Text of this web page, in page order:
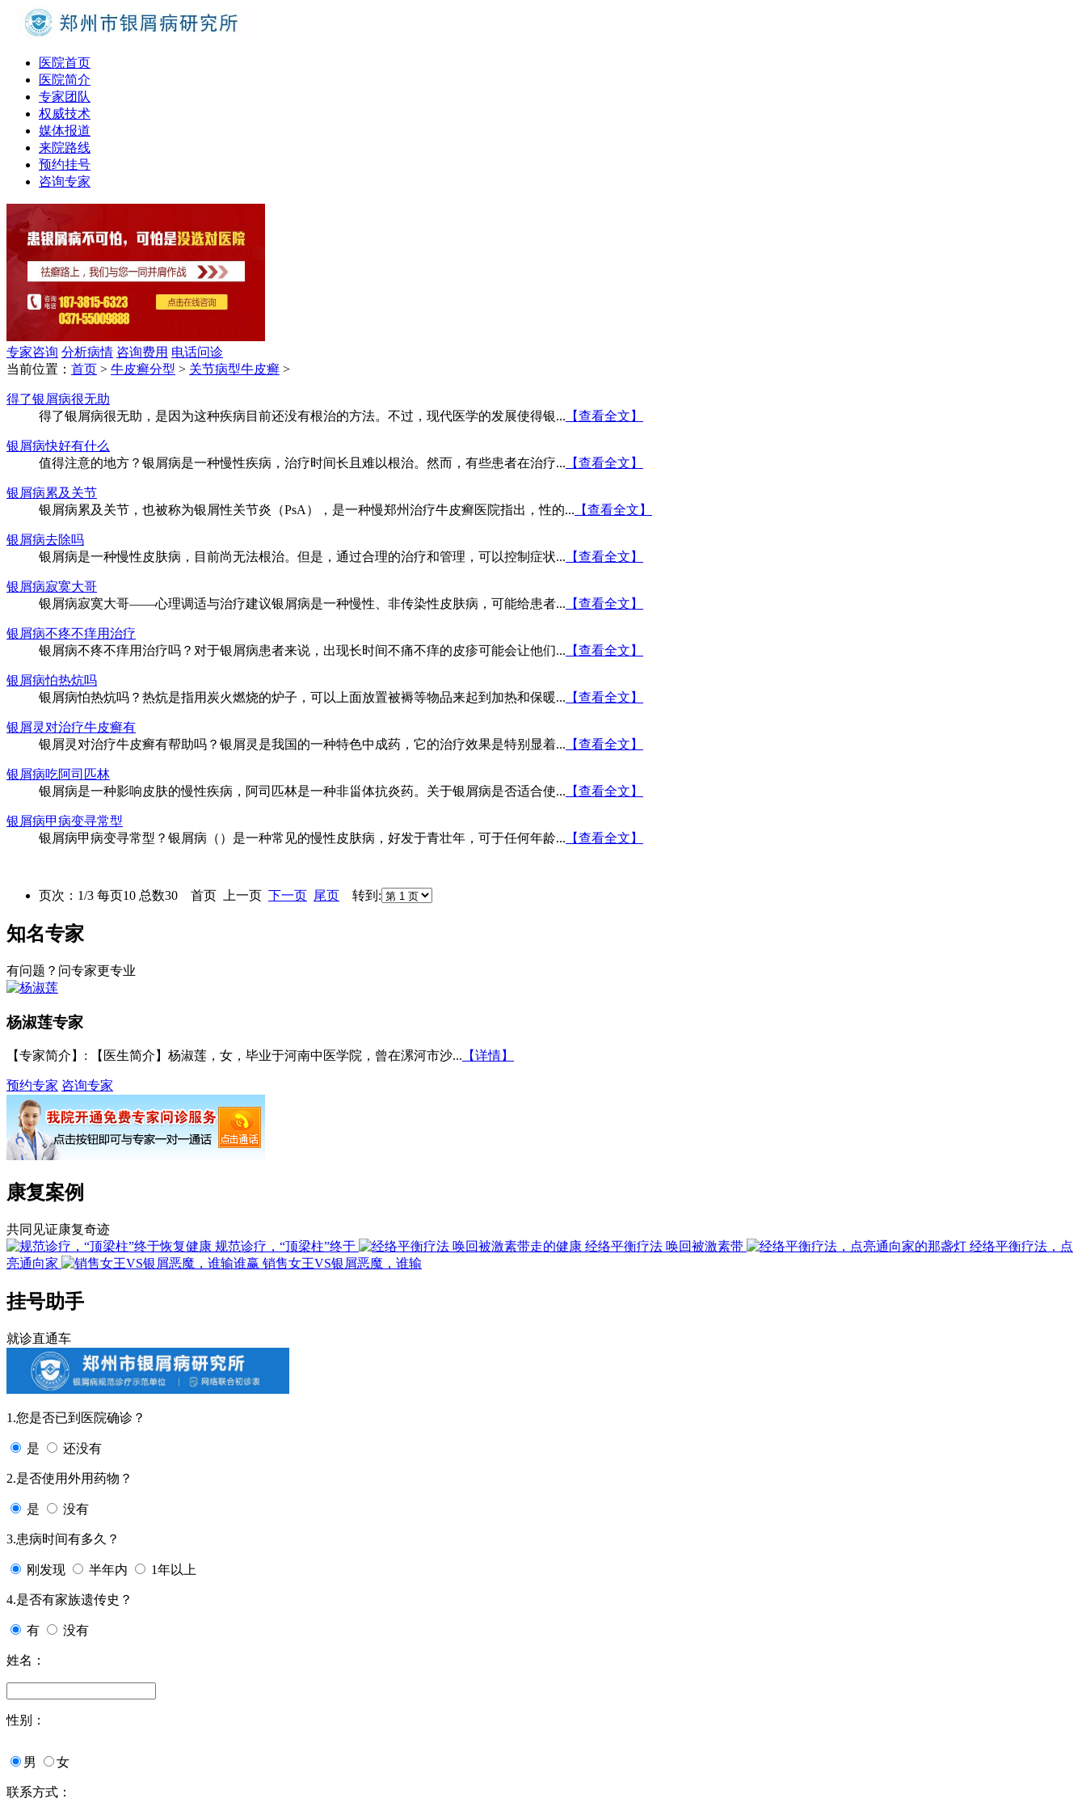
医院首页
医院简介
专家团队
权威技术
媒体报道
来院路线
预约挂号
咨询专家
专家咨询 分析病情 咨询费用 电话问诊
当前位置： 首页 > 牛皮癣分型 > 关节病型牛皮癣 >
得了银屑病很无助
得了银屑病很无助，是因为这种疾病目前还没有根治的方法。不过，现代医学的发展使得银... 【查看全文】
银屑病快好有什么
值得注意的地方？银屑病是一种慢性疾病，治疗时间长且难以根治。然而，有些患者在治疗... 【查看全文】
银屑病累及关节
银屑病累及关节，也被称为银屑性关节炎（PsA），是一种慢郑州治疗牛皮癣医院指出，性的... 【查看全文】
银屑病去除吗
银屑病是一种慢性皮肤病，目前尚无法根治。但是，通过合理的治疗和管理，可以控制症状... 【查看全文】
银屑病寂寞大哥
银屑病寂寞大哥——心理调适与治疗建议银屑病是一种慢性、非传染性皮肤病，可能给患者... 【查看全文】
银屑病不疼不痒用治疗
银屑病不疼不痒用治疗吗？对于银屑病患者来说，出现长时间不痛不痒的皮疹可能会让他们... 【查看全文】
银屑病怕热炕吗
银屑病怕热炕吗？热炕是指用炭火燃烧的炉子，可以上面放置被褥等物品来起到加热和保暖... 【查看全文】
银屑灵对治疗牛皮癣有
银屑灵对治疗牛皮癣有帮助吗？银屑灵是我国的一种特色中成药，它的治疗效果是特别显着... 【查看全文】
银屑病吃阿司匹林
银屑病是一种影响皮肤的慢性疾病，阿司匹林是一种非甾体抗炎药。关于银屑病是否适合使... 【查看全文】
银屑病甲病变寻常型
银屑病甲病变寻常型？银屑病（）是一种常见的慢性皮肤病，好发于青壮年，可于任何年龄... 【查看全文】
页次：1/3 每页10 总数30 首页 上一页 下一页 尾页 转到:
知名专家
有问题？问专家更专业
杨淑莲专家
【专家简介】 : 【医生简介】杨淑莲，女，毕业于河南中医学院，曾在漯河市沙... 【详情】
预约专家 咨询专家
康复案例
共同见证康复奇迹
规范诊疗，“顶梁柱”终于
经络平衡疗法 唤回被激素带
经络平衡疗法，点
亮通向家
销售女王VS银屑恶魔，谁输
挂号助手
就诊直通车
1.您是否已到医院确诊？
是 还没有
2.是否使用外用药物？
是 没有
3.患病时间有多久？
刚发现 半年内 1年以上
4.是否有家族遗传史？
有 没有
姓名：
性别：
男 女
联系方式：